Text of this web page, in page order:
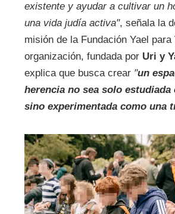
existente y ayudar a cultivar un
una vida judía activa", señala la
misión de la Fundación Yael para
organización, fundada por Uri y
explica que busca crear "un
herencia no sea solo
sino experimentada como una